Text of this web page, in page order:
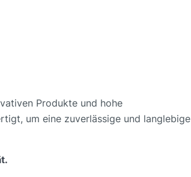
Produkte und hohe
um eine zuverlässige und langlebige